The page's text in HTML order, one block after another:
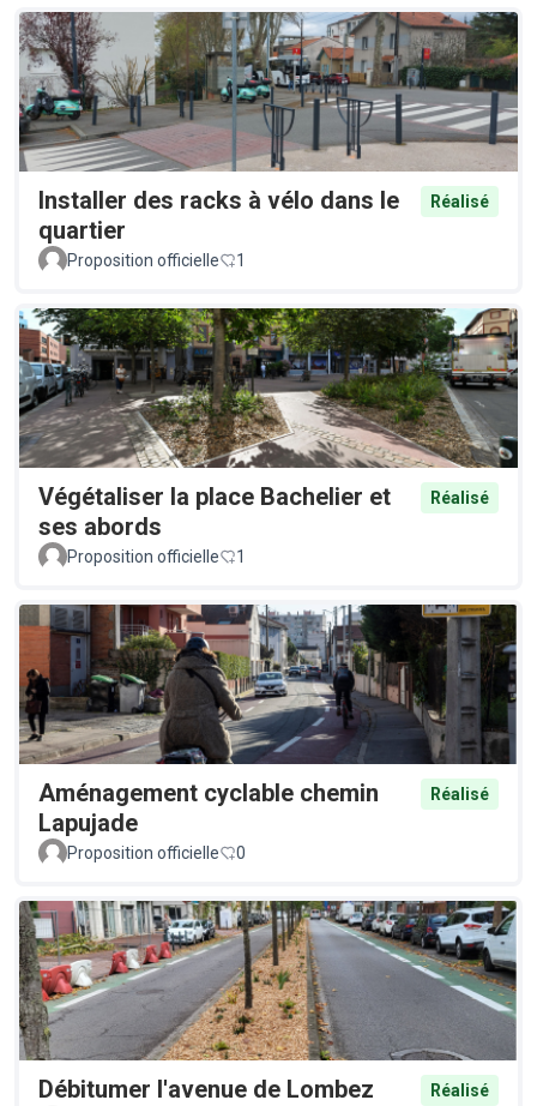
Installer des racks à vélo dans le
quartier
Réalisé
Proposition officielle 1
Végétaliser la place Bachelier et
ses abords
Réalisé
Proposition officielle 1
Aménagement cyclable chemin
Lapujade
Réalisé
Proposition officielle 0
Débitumer l'avenue de Lombez
Réalisé